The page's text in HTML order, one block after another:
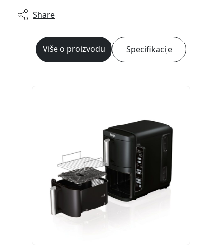
Share
Više o proizvodu Specifikacije